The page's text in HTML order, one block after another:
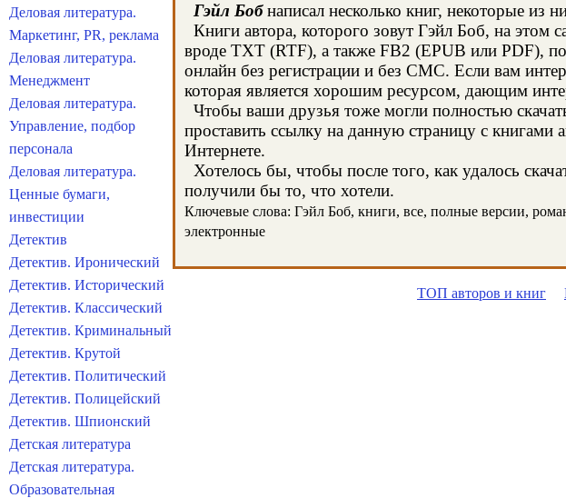
Гэйл Бобнаписал несколько книг, некоторые из
Книги автора, которого зовут Гэйл Боб, на этом
вроде TXT (RTF), а также FB2 (EPUB или PDF),
онлайн без регистрации и без СМС. Если вам
которая является хорошим ресурсом, дающим
Чтобы ваши друзья тоже могли полностью
проставить ссылку на данную страницу с книгами
Интернете.
Хотелось бы, чтобы после того, как удалось
получили бы то, что хотели.
Ключевые слова: Гэйл Боб, книги, все, полные версии,
электронные
ТОП авторов и книг
Деловая литература.
Маркетинг, PR, реклама
Деловая литература.
Менеджмент
Деловая литература.
Управление, подбор
персонала
Деловая литература.
Ценные бумаги,
инвестиции
Детектив
Детектив. Иронический
Детектив. Исторический
Детектив. Классический
Детектив. Криминальный
Детектив. Крутой
Детектив. Политический
Детектив. Полицейский
Детектив. Шпионский
Детская литература
Детская литература.
Образовательная